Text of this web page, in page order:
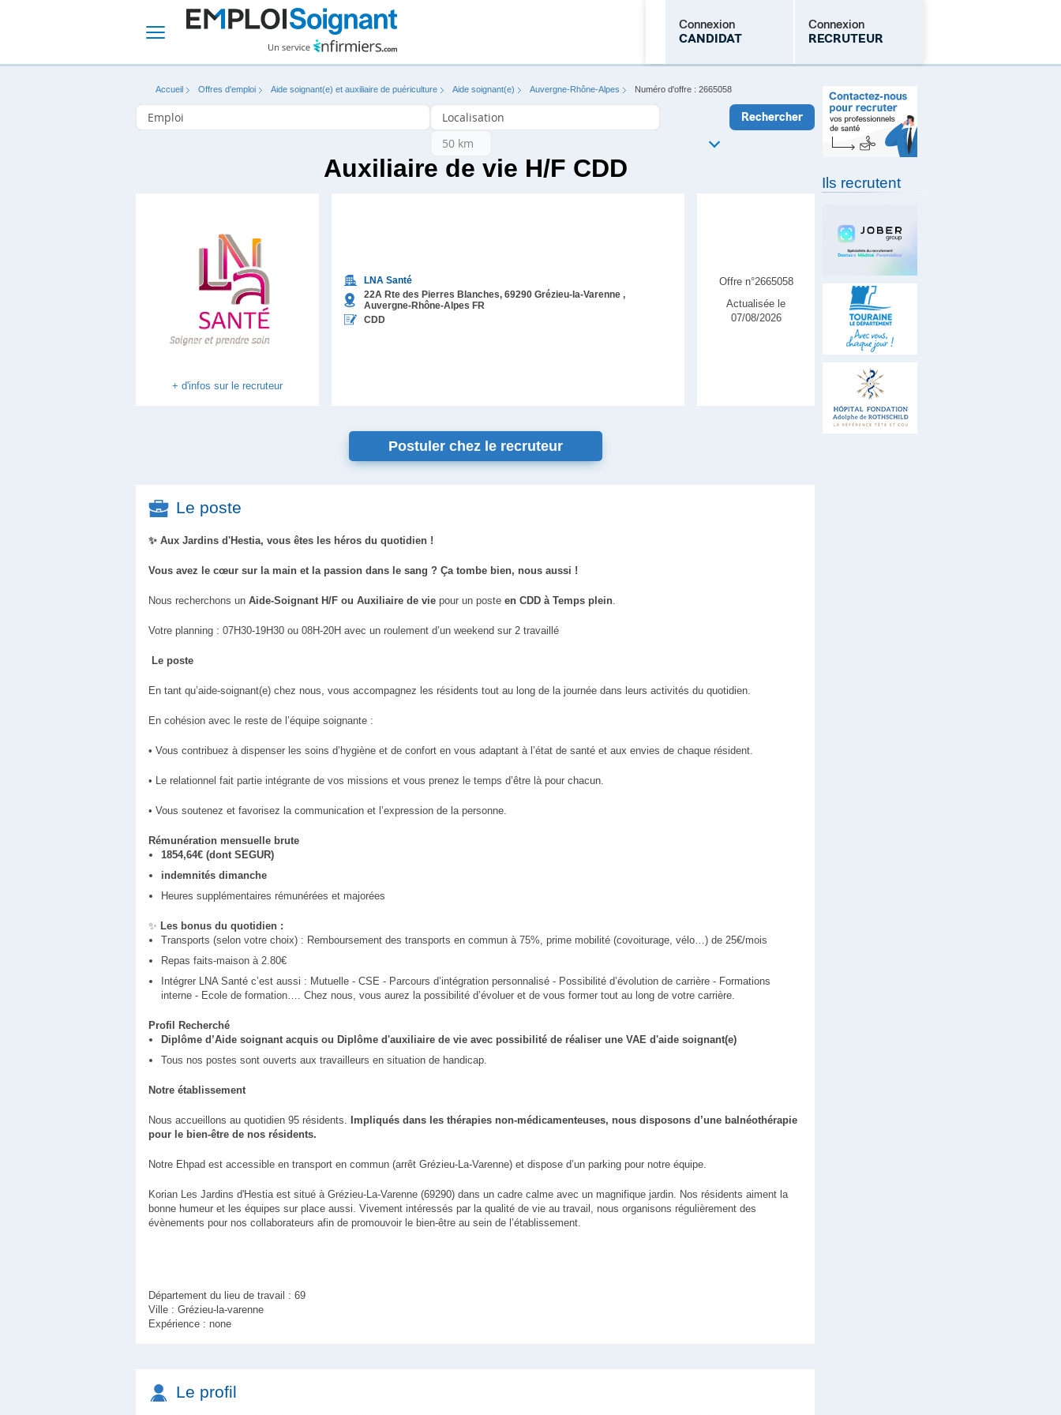
Connexion
CANDIDAT
Connexion
RECRUTEUR
Mot de passe oublié
Accueil Offres d'emploi Aide soignant(e) et auxiliaire de puériculture Aide soignant(e) Auvergne-Rhône-Alpes Numéro d'offre : 2665058
Auxiliaire de vie H/F CDD
+ d'infos sur le recruteur
LNA Santé
22A Rte des Pierres Blanches, 69290 Grézieu-la-Varenne ,
Auvergne-Rhône-Alpes FR
CDD
Offre n°2665058
Actualisée le
07/08/2026
Postuler chez le recruteur
Le poste
✨ Aux Jardins d'Hestia, vous êtes les héros du quotidien !
Vous avez le cœur sur la main et la passion dans le sang ? Ça tombe bien, nous aussi !
Nous recherchons un Aide-Soignant H/F ou Auxiliaire de vie pour un poste en CDD à Temps plein.
Votre planning : 07H30-19H30 ou 08H-20H avec un roulement d’un weekend sur 2 travaillé
Le poste
En tant qu’aide-soignant(e) chez nous, vous accompagnez les résidents tout au long de la journée dans leurs activités du quotidien.
En cohésion avec le reste de l’équipe soignante :
• Vous contribuez à dispenser les soins d’hygiène et de confort en vous adaptant à l’état de santé et aux envies de chaque résident.
• Le relationnel fait partie intégrante de vos missions et vous prenez le temps d’être là pour chacun.
• Vous soutenez et favorisez la communication et l’expression de la personne.
Rémunération mensuelle brute
1854,64€ (dont SEGUR)
indemnités dimanche
Heures supplémentaires rémunérées et majorées
✨ Les bonus du quotidien :
Transports (selon votre choix) : Remboursement des transports en commun à 75%, prime mobilité (covoiturage, vélo…) de 25€/mois
Repas faits-maison à 2.80€
Intégrer LNA Santé c’est aussi : Mutuelle - CSE - Parcours d’intégration personnalisé - Possibilité d’évolution de carrière - Formations
interne - Ecole de formation…. Chez nous, vous aurez la possibilité d’évoluer et de vous former tout au long de votre carrière.
Profil Recherché
Diplôme d’Aide soignant acquis ou Diplôme d'auxiliaire de vie avec possibilité de réaliser une VAE d'aide soignant(e)
Tous nos postes sont ouverts aux travailleurs en situation de handicap.
Notre établissement
Nous accueillons au quotidien 95 résidents.
Impliqués dans les thérapies non-médicamenteuses, nous disposons d’une balnéothérapie
pour le bien-être de nos résidents.
Notre Ehpad est accessible en transport en commun (arrêt Grézieu-La-Varenne) et dispose d’un parking pour notre équipe.
Korian Les Jardins d'Hestia est situé à Grézieu-La-Varenne (69290) dans un cadre calme avec un magnifique jardin. Nos résidents aiment la
bonne humeur et les équipes sur place aussi. Vivement intéressés par la qualité de vie au travail, nous organisons régulièrement des
évènements pour nos collaborateurs afin de promouvoir le bien-être au sein de l’établissement.
Département du lieu de travail : 69
Ville : Grézieu-la-varenne
Expérience : none
Le profil
Ils recrutent